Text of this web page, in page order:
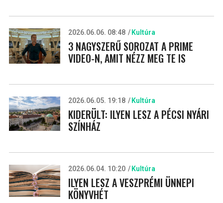
2026.06.06. 08:48 Kultúra
3 NAGYSZERŰ SOROZAT A PRIME
VIDEO-N, AMIT NÉZZ MEG TE IS
2026.06.05. 19:18 Kultúra
KIDERÜLT: ILYEN LESZ A PÉCSI NYÁRI
SZÍNHÁZ
2026.06.04. 10:20 Kultúra
ILYEN LESZ A VESZPRÉMI ÜNNEPI
KÖNYVHÉT